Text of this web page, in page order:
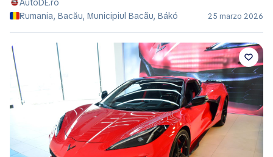
AutoDE.ro
Rumania, Bacău, Municipiul Bacãu, Bákó
25 marzo 2026